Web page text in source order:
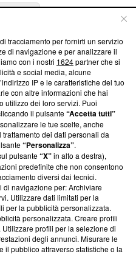
trasparenti su Blasting
e su come ci impegniamo a
la nostra aderenza a
Blasting News non è
ma ha richiesto di farne
effettuato una verifica di
tracciamento per fornirti un servizio
di navigazione e per analizzare il
con i nostri 1624partner che si
e social media, alcune
IP e le caratteristiche del tuo
con altre informazioni che hai
utilizzo dei loro servizi. Puoi
il pulsante“Accetta tutti”
le tue scelte, anche
dei dati personali da
“Personalizza”.
pulsante“X”in alto a destra),
predefinite che non consentono
diversi dai tecnici.
di navigazione per: Archiviare
Utilizzare dati limitati per la
per la pubblicità personalizzata.
personalizzata. Creare profili
profili per la selezione di
degli annunci. Misurare le
il pubblico attraverso statistiche o la